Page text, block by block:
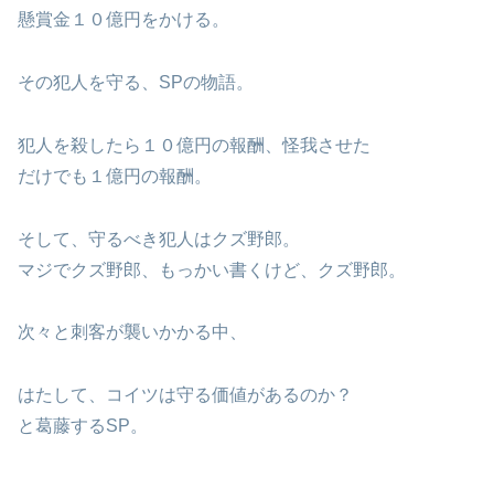
懸賞金１０億円をかける。
その犯人を守る、SPの物語。
犯人を殺したら１０億円の報酬、怪我させた
だけでも１億円の報酬。
そして、守るべき犯人はクズ野郎。
マジでクズ野郎、もっかい書くけど、クズ野郎。
次々と刺客が襲いかかる中、
はたして、コイツは守る価値があるのか？
と葛藤するSP。